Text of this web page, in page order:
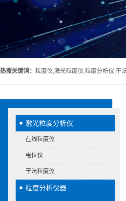
热搜关键词： 粒度仪,激光粒度仪,粒度分析仪,干
激光粒度分析仪
在线粒度仪
电位仪
干法粒度仪
粒度分析仪器